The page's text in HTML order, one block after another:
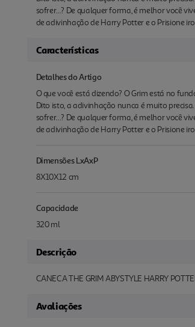
sofrer...? De qualquer forma, é melhor você
de adivinhação de Harry Potter e o Prisione
Características
Detalhes do Artigo
O que você está dizendo? O Grim está no
Dito isto, a adivinhação nunca é muito
sofrer...? De qualquer forma, é melhor você
de adivinhação de Harry Potter e o Prisione
Dimensões LxAxP
8X10X12 cm
Capacidade
320 ml
Descrição
CANECA THE GRIM ABYSTYLE HARRY
Avaliações